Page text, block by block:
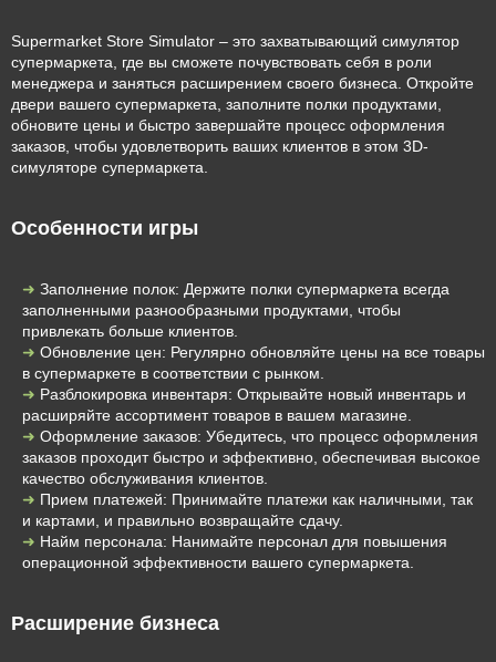
Supermarket Store Simulator – это захватывающий симулятор
супермаркета, где вы сможете почувствовать себя в роли
менеджера и заняться расширением своего бизнеса. Откройте
двери вашего супермаркета, заполните полки продуктами,
обновите цены и быстро завершайте процесс оформления
заказов, чтобы удовлетворить ваших клиентов в этом 3D-
симуляторе супермаркета.
Особенности игры
Заполнение полок: Держите полки супермаркета всегда
заполненными разнообразными продуктами, чтобы
привлекать больше клиентов.
Обновление цен: Регулярно обновляйте цены на все товары
в супермаркете в соответствии с рынком.
Разблокировка инвентаря: Открывайте новый инвентарь и
расширяйте ассортимент товаров в вашем магазине.
Оформление заказов: Убедитесь, что процесс оформления
заказов проходит быстро и эффективно, обеспечивая высокое
качество обслуживания клиентов.
Прием платежей: Принимайте платежи как наличными, так
и картами, и правильно возвращайте сдачу.
Найм персонала: Нанимайте персонал для повышения
операционной эффективности вашего супермаркета.
Расширение бизнеса